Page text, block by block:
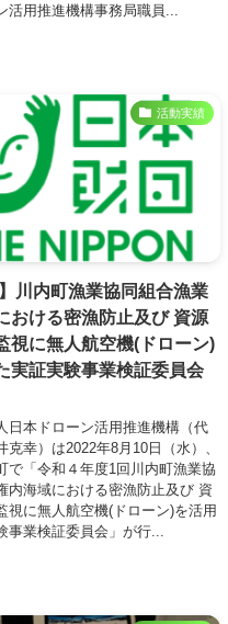
活用推進機構事務局職員...
活動実績
】川内町漁業協同組合漁業
おける密漁防止及び 資源
視に無人航空機(ドローン)
実証実験事業検証委員会
日本ドローン活用推進機構（代
克幸）は2022年8月10日（水）、
で「令和４年度1回川内町漁業協
内海域における密漁防止及び 資
視に無人航空機(ドローン)を活用
事業検証委員会」が行...